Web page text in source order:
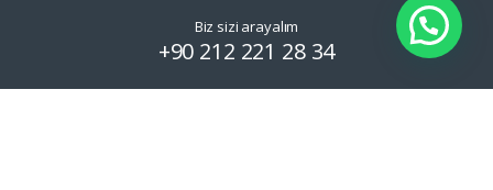
Biz sizi arayalım
+90 212 221 28 34